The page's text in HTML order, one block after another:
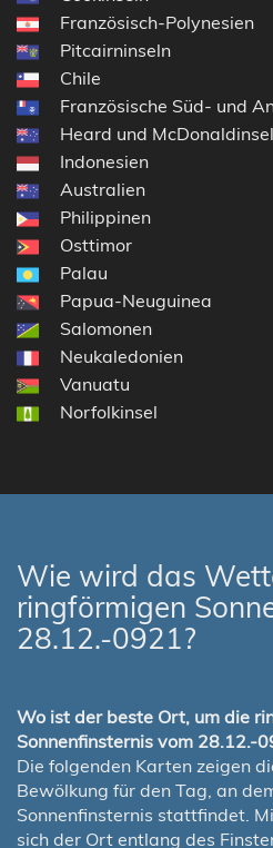
Französisch-Polynesien
Pitcairninseln
Chile
Französische Süd- und
Heard und
Indonesien
Australien
Philippinen
Osttimor
Palau
Papua-Neuguinea
Salomonen
Neukaledonien
Vanuatu
Norfolkinsel
Wie wird das
ringförmigen
28.12.-0921?
Wo ist der beste Ort, um die
Sonnenfinsternis vom 28.12.-
Die folgenden Karten zeigen
Bewölkung für den Tag, an
Sonnenfinsternis stattfindet.
sich der Ort entlang des